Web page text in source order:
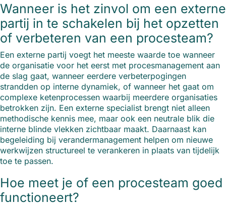
Wanneer is het zinvol om een externe
partij in te schakelen bij het opzetten
of verbeteren van een procesteam?
Een externe partij voegt het meeste waarde toe wanneer
de organisatie voor het eerst met procesmanagement aan
de slag gaat, wanneer eerdere verbeterpogingen
strandden op interne dynamiek, of wanneer het gaat om
complexe ketenprocessen waarbij meerdere organisaties
betrokken zijn. Een externe specialist brengt niet alleen
methodische kennis mee, maar ook een neutrale blik die
interne blinde vlekken zichtbaar maakt. Daarnaast kan
begeleiding bij verandermanagement helpen om nieuwe
werkwijzen structureel te verankeren in plaats van tijdelijk
toe te passen.
Hoe meet je of een procesteam goed
functioneert?